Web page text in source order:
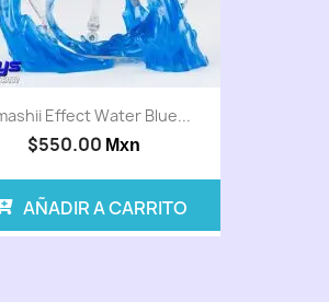
Effect Water Blue...
$550.00 Mxn
AÑADIR A CARRITO